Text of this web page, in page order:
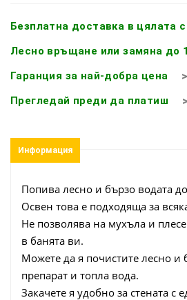
Безплатна доставка в цялата
Лесно връщане или замяна до
Гаранция за най-добра цена
Прегледай преди да платиш
Информация
Попива лесно и бързо водата
Освен това е подходяща за
Не позволява на мухъла и
в банята ви.
Можете да я почистите лесно и
препарат и топла вода.
Закачете я удобно за стената с